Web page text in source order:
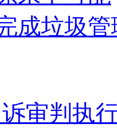
成垃圾管
审判执